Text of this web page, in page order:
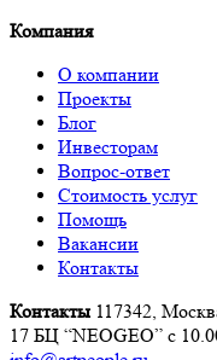
Компания
О компании
Проекты
Блог
Инвесторам
Вопрос-ответ
Стоимость услуг
Помощь
Вакансии
Контакты
Контакты 117342,
17 БЦ “NEOGEO” с